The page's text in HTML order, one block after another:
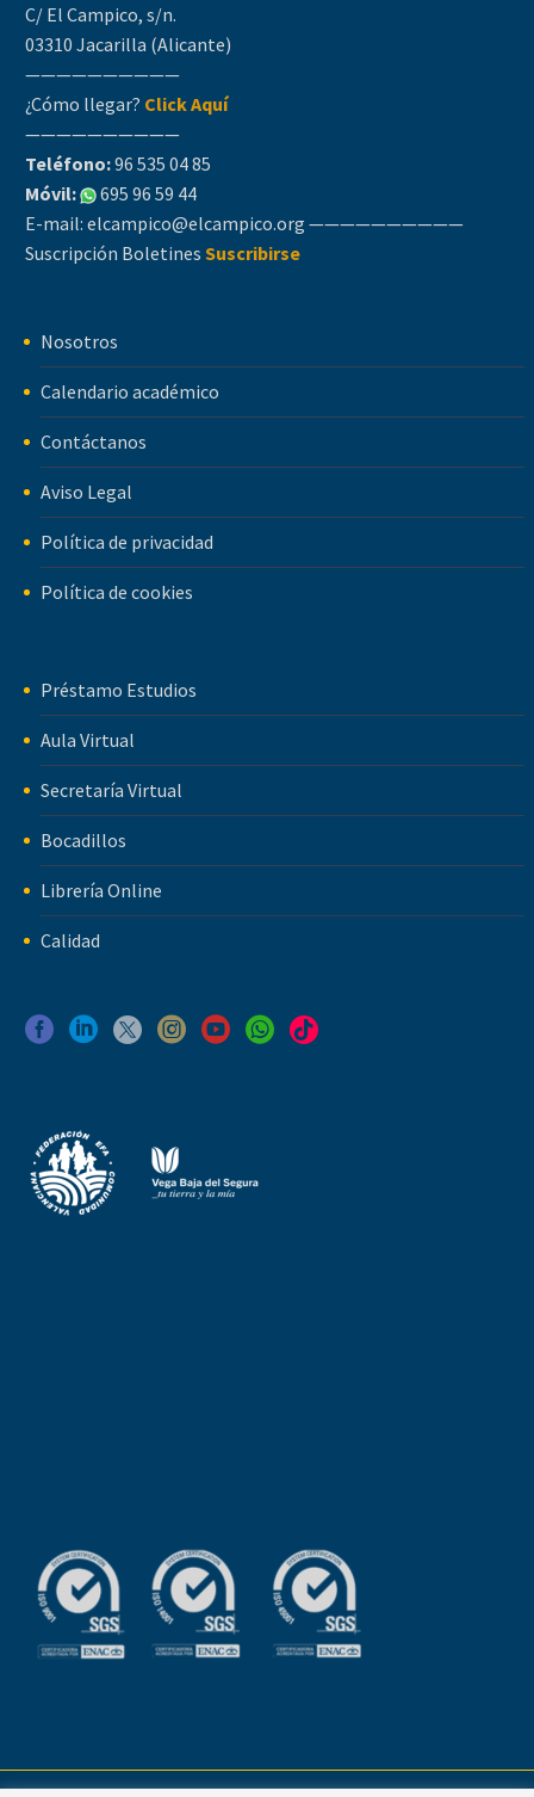
C/ El Campico, s/n.
03310 Jacarilla (Alicante)
——————————
¿Cómo llegar? Click Aquí
——————————
Teléfono:96 535 04 85
Móvil:
695 96 59 44
E-mail: elcampico@elcampico.org ——————————
Suscripción Boletines Suscribirse
Nosotros
Calendario académico
Contáctanos
Aviso Legal
Política de privacidad
Política de cookies
Préstamo Estudios
Aula Virtual
Secretaría Virtual
Bocadillos
Librería Online
Calidad